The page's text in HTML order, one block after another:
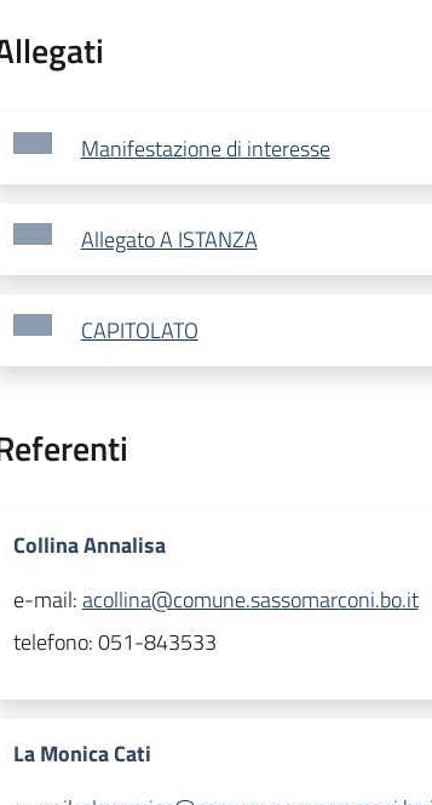
Manifestazione di interesse
Allegato A ISTANZA
CAPITOLATO
Collina Annalisa
e-mail:acollina@comune.sassomarconi.bo.it
telefono:051-843533
La Monica Cati